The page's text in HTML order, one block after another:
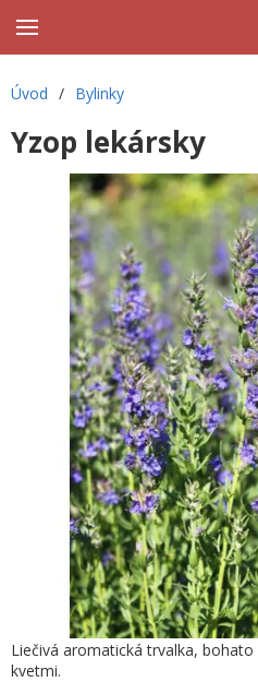
Úvod / Bylinky
Yzop lekársky
Liečivá aromatická trvalka,
kvetmi.